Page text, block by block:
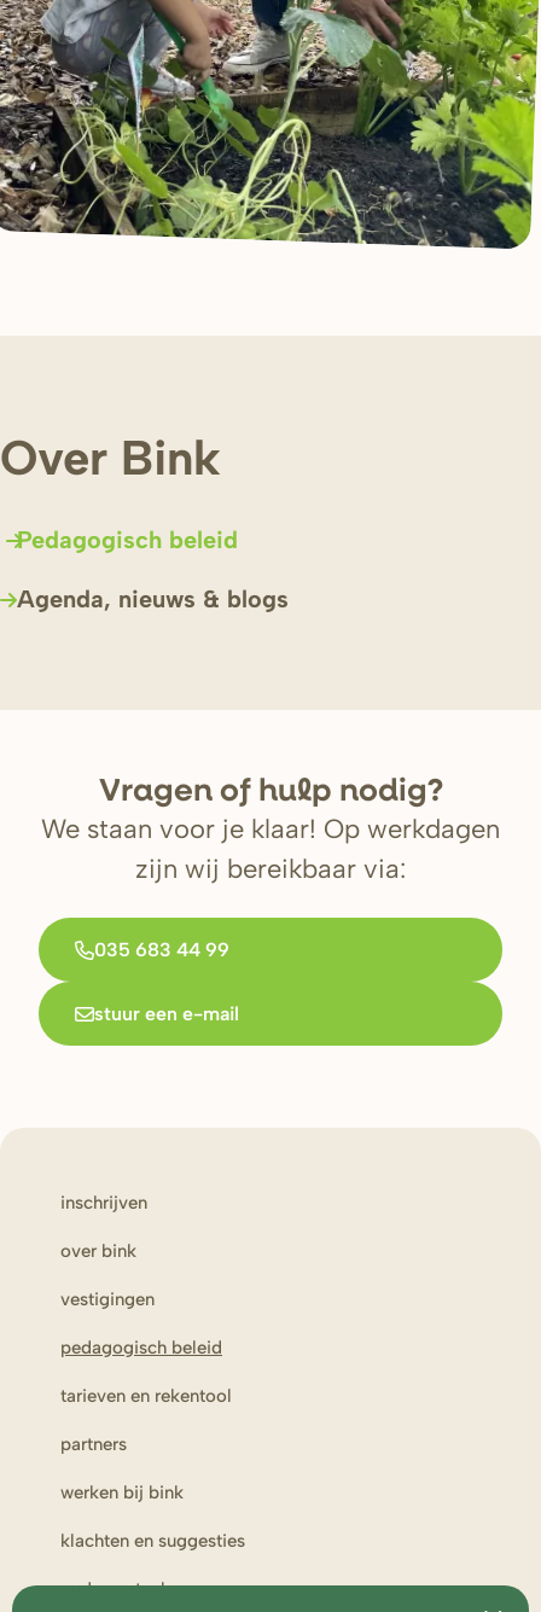
Over Bink
Pedagogisch beleid
Agenda, nieuws & blogs
Vragen of hulp nodig?
We staan voor je klaar! Op werkdagen
zijn wij bereikbaar via:
035 683 44 99
stuur een e-mail
inschrijven
over bink
vestigingen
pedagogisch beleid
tarieven en rekentool
partners
werken bij bink
klachten en suggesties
ouderportaal